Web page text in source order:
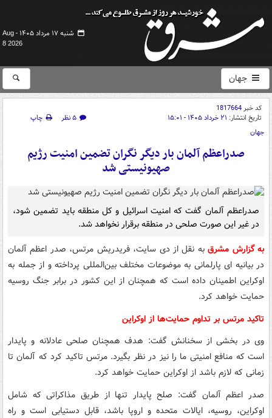
شنبه ۱۷ مرداد ۱۴۰۵ -
Aug
8 2026
جهان
کد خبر1817664
تاریخ انتشار: ۲۱ خرداد ۱۴۰۵ - ۱۵:۰۱ ۵ نظر
چاپ
جهان
صدراعظم آلمان بار دیگر نگران تضمین امنیت رژیم
صهیونیستی شد
صدراعظم آلمان گفت که امنیت اسرائیل و کل منطقه باید تضمین شود،
در غیر این صورت صلحی در منطقه برقرار نخواهد شد.
به گزارش مشرقبه نقل از دی سایت، فریدریش مرتس، صدر اعظم آلمان
در بیانیه ای پارلمانی به موضوعات مختلف بین‌المللی پرداخته و از جمله به
اوکراین اطمینان داده است که همچنان از این کشور در برابر جنگ روسیه
حمایت خواهد کرد.
تاکید مرتس بر تداوم حمایت‌ها از اوکراین
وی در بخشی از سخنانش گفت: هدف همچنان صلحی عادلانه و پایدار
است که منافع امنیتی ما را نیز در نظر بگیرد. مرتس تاکید کرد که آلمان تا
زمانی که لازم باشد از اوکراین حمایت خواهد کرد.
صدر اعظم آلمان گفت: صلح پایدار تنها از طریق مذاکراتی که شامل
اوکراین، روسیه، ایالات متحده و اروپا باشد، قابل دستیابی است و راه